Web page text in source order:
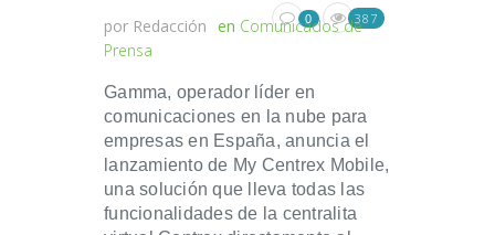
por Redacción en Comunicados de
Prensa
0 387
Gamma, operador líder en
comunicaciones en la nube para
empresas en España, anuncia el
lanzamiento de My Centrex Mobile,
una solución que lleva todas las
funcionalidades de la centralita